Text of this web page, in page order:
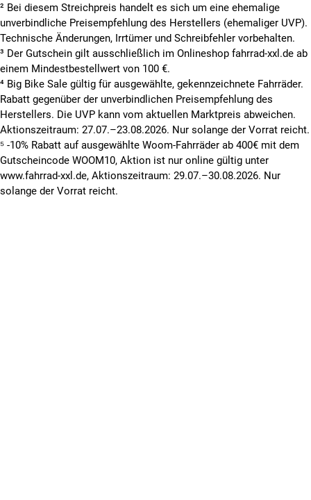
² Bei diesem Streichpreis handelt es sich um eine ehemalige
unverbindliche Preisempfehlung des Herstellers (ehemaliger UVP).
Technische Änderungen, Irrtümer und Schreibfehler vorbehalten.
³ Der Gutschein gilt ausschließlich im Onlineshop fahrrad-xxl.de ab
einem Mindestbestellwert von 100 €.
⁴ Big Bike Sale gültig für ausgewählte, gekennzeichnete Fahrräder.
Rabatt gegenüber der unverbindlichen Preisempfehlung des
Herstellers. Die UVP kann vom aktuellen Marktpreis abweichen.
Aktionszeitraum: 27.07.–23.08.2026. Nur solange der Vorrat reicht.
⁵ -10% Rabatt auf ausgewählte Woom-Fahrräder ab 400€ mit dem
Gutscheincode WOOM10, Aktion ist nur online gültig unter
www.fahrrad-xxl.de, Aktionszeitraum: 29.07.–30.08.2026. Nur
solange der Vorrat reicht.